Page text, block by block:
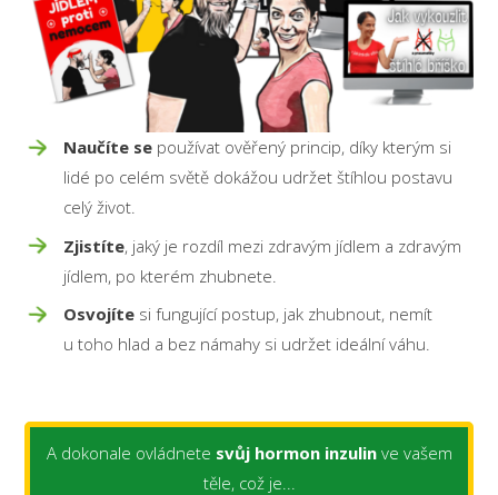
Naučíte se používat ověřený princip, díky kterým si
lidé po celém světě dokážou udržet štíhlou postavu
celý život.
Zjistíte, jaký je rozdíl mezi zdravým jídlem a zdravým
jídlem, po kterém zhubnete.
Osvojíte si fungující postup, jak zhubnout, nemít
u toho hlad a bez námahy si udržet ideální váhu.
A dokonale ovládnete svůj hormon inzulinve vašem
těle, což je...